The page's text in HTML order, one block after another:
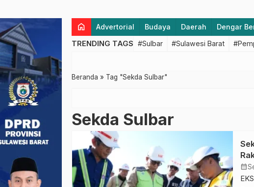
home Advertorial Budaya Daerah Dengar
TRENDING TAGS #Sulbar #Sulawesi Barat
Beranda » Tag "Sekda Sulbar"
Sekda Sulbar
calendar_month